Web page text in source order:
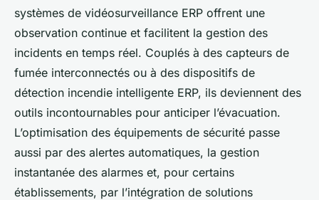
systèmes de vidéosurveillance ERP offrent une
observation continue et facilitent la gestion des
incidents en temps réel. Couplés à des capteurs de
fumée interconnectés ou à des dispositifs de
détection incendie intelligente ERP, ils deviennent des
outils incontournables pour anticiper l’évacuation.
L’optimisation des équipements de sécurité passe
aussi par des alertes automatiques, la gestion
instantanée des alarmes et, pour certains
établissements, par l’intégration de solutions